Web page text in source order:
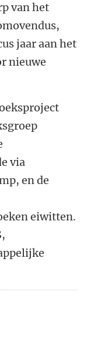
van het
jaar aan het
nieuwe
via
en de
eiwitten.